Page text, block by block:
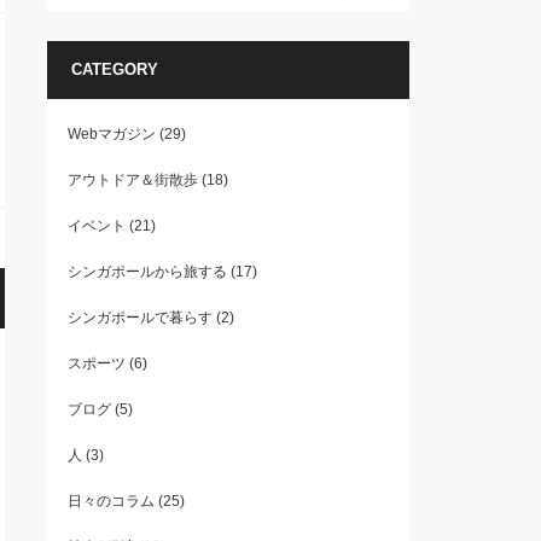
CATEGORY
Webマガジン (29)
アウトドア＆街散歩(18)
イベント (21)
シンガポールから旅する (17)
シンガポールで暮らす(2)
スポーツ (6)
ブログ(5)
人 (3)
日々のコラム (25)